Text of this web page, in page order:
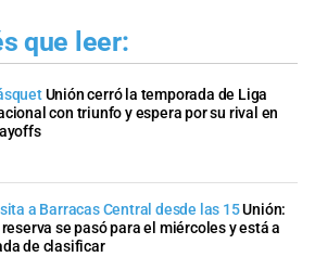
que leer:
Unión cerró la temporada de Liga
con triunfo y espera por su rival en
a Barracas Central desde las 15Unión:
reserva se pasó para el miércoles y está a
de clasificar